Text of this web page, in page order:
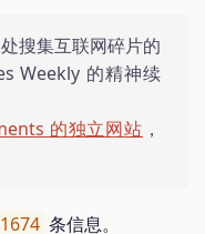
搜集互联网碎片的
Weekly 的精神续
的独立网站 ，
1674 条信息。